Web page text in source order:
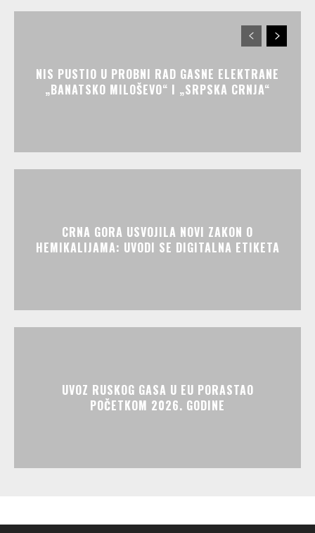
NIS PUSTIO U PROBNI RAD GASNE ELEKTRANE
„BANATSKO MILOŠEVO“ I „SRPSKA CRNJA“
CRNA GORA USVOJILA NOVI ZAKON O
HEMIKALIJAMA: UVODI SE DIGITALNA ETIKETA
UVOZ RUSKOG GASA U EU PORASTAO
POČETKOM 2026. GODINE